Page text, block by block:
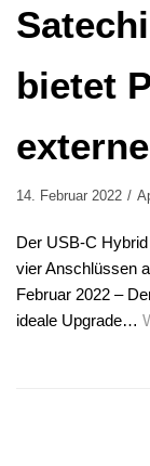
bietet
14. Februar 2022
Der USB-C
vier Anschlüssen
Februar 2022 –
ideale Upgrade…